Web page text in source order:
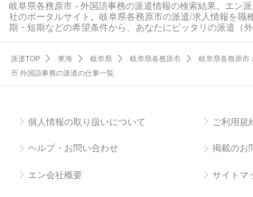
岐阜県各務原市 - 外国語事務の派遣情報の検索結果。エン
社のポータルサイト。岐阜県各務原市の派遣/求人情報を職
期・短期などの希望条件から、あなたにピッタリの派遣（
派遣TOP 東海 岐阜県 岐阜県各務原市 岐阜県各務原市
市 外国語事務の派遣の仕事一覧
個人情報の取り扱いについて ご利用規
ヘルプ・お問い合わせ 掲載のお
エン会社概要 サイトマ